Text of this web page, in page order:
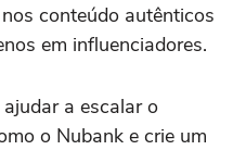
conteúdo autênticos
em influenciadores.
a escalar o
o Nubank e crie um